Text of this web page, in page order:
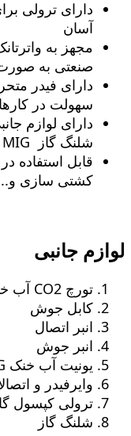
دارای ترولی
آسان
مجهز به
صنعتی به
دارای فیدر
سهولت در
شلنگ گاز MIG
قابل استفاده
کشتی سازی
لوازم جانبی
تورچ CO2 آب خنک
کابل جوش
انبر اتصال
انبر جوش
یونیت آب خنک MIG
وایرفیدر و
ترولی کپسول گاز+ ٢چرخ ثابت و
شلنگ گاز